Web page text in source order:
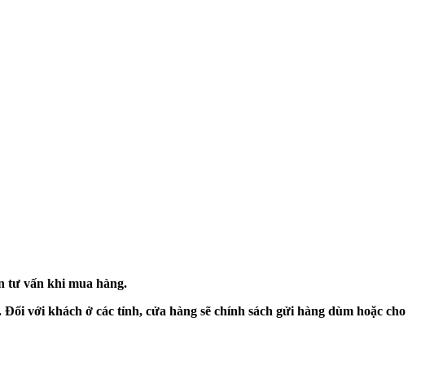
tư vấn khi mua hàng.
với khách ở các tỉnh, cửa hàng sẽ chính sách gửi hàng dùm hoặc cho